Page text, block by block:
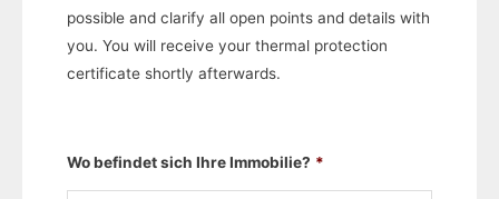
possible and clarify all open points and details with
you. You will receive your thermal protection
certificate shortly afterwards.
Wo befindet sich Ihre Immobilie? *